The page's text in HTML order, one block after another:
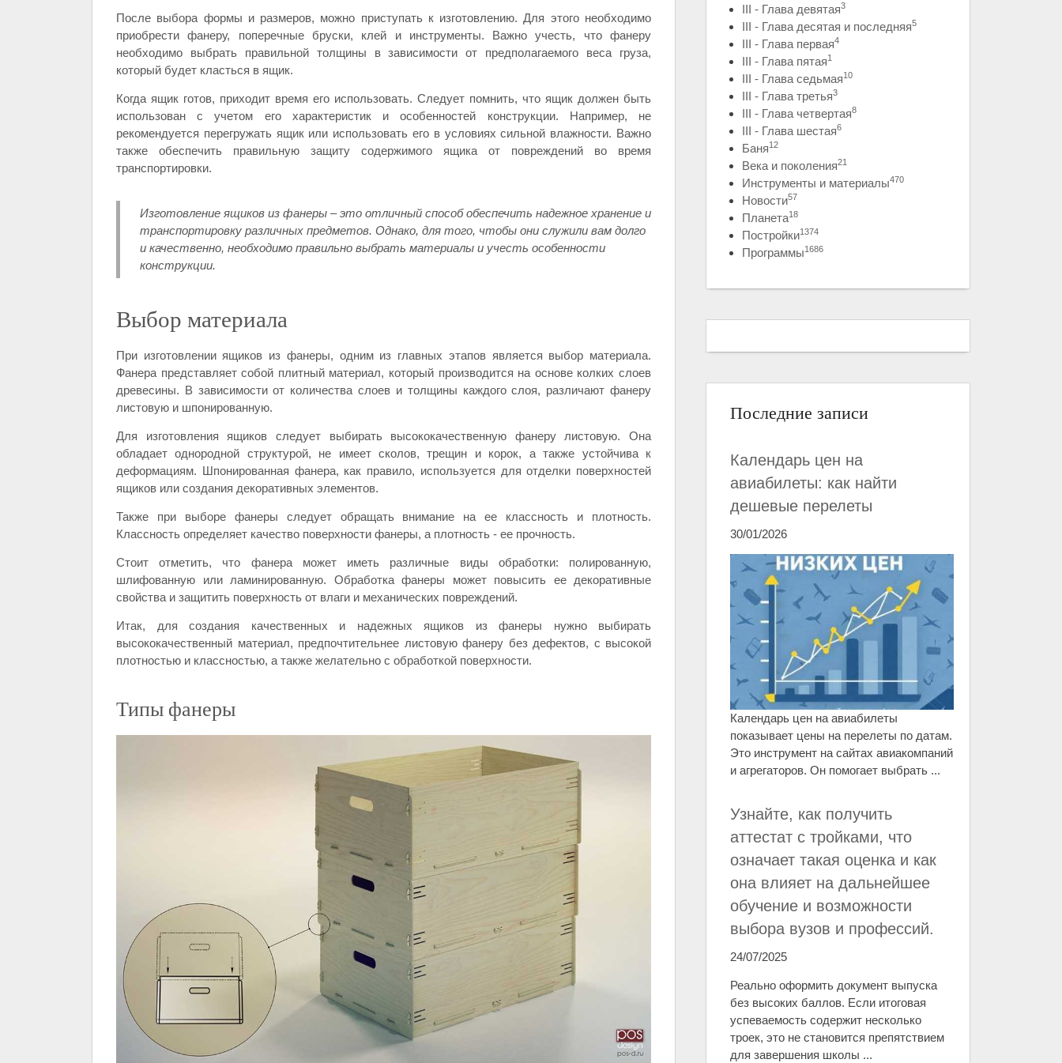
После выбора формы и размеров, можно приступать к изготовлению. Для этого необходимо
приобрести фанеру, поперечные бруски, клей и инструменты. Важно учесть, что фанеру
необходимо выбрать правильной толщины в зависимости от предполагаемого веса груза,
который будет класться в ящик.
Когда ящик готов, приходит время его использовать. Следует помнить, что ящик должен быть
использован с учетом его характеристик и особенностей конструкции. Например, не
рекомендуется перегружать ящик или использовать его в условиях сильной влажности. Важно
также обеспечить правильную защиту содержимого ящика от повреждений во время
транспортировки.
Изготовление ящиков из фанеры – это отличный способ обеспечить надежное хранение и
транспортировку различных предметов. Однако, для того, чтобы они служили вам долго
и качественно, необходимо правильно выбрать материалы и учесть особенности
конструкции.
Выбор материала
При изготовлении ящиков из фанеры, одним из главных этапов является выбор материала.
Фанера представляет собой плитный материал, который производится на основе колких слоев
древесины. В зависимости от количества слоев и толщины каждого слоя, различают фанеру
листовую и шпонированную.
Для изготовления ящиков следует выбирать высококачественную фанеру листовую. Она
обладает однородной структурой, не имеет сколов, трещин и корок, а также устойчива к
деформациям. Шпонированная фанера, как правило, используется для отделки поверхностей
ящиков или создания декоративных элементов.
Также при выборе фанеры следует обращать внимание на ее классность и плотность.
Классность определяет качество поверхности фанеры, а плотность - ее прочность.
Стоит отметить, что фанера может иметь различные виды обработки: полированную,
шлифованную или ламинированную. Обработка фанеры может повысить ее декоративные
свойства и защитить поверхность от влаги и механических повреждений.
Итак, для создания качественных и надежных ящиков из фанеры нужно выбирать
высококачественный материал, предпочтительнее листовую фанеру без дефектов, с высокой
плотностью и классностью, а также желательно с обработкой поверхности.
Типы фанеры
III - Глава девятая3
III - Глава десятая и последняя5
III - Глава первая4
III - Глава пятая1
III - Глава седьмая10
III - Глава третья3
III - Глава четвертая8
III - Глава шестая6
Баня12
Века и поколения21
Инструменты и материалы470
Новости57
Планета18
Постройки1374
Программы1686
Последние записи
Календарь цен на
авиабилеты: как найти
дешевые перелеты
30/01/2026
Календарь цен на авиабилеты
показывает цены на перелеты по датам.
Это инструмент на сайтах авиакомпаний
и агрегаторов. Он помогает выбрать ...
Узнайте, как получить
аттестат с тройками, что
означает такая оценка и как
она влияет на дальнейшее
обучение и возможности
выбора вузов и профессий.
24/07/2025
Реально оформить документ выпуска
без высоких баллов. Если итоговая
успеваемость содержит несколько
троек, это не становится препятствием
для завершения школы ...